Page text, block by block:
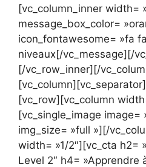
[vc_column_inner width=
message_box_color=
icon_fontawesome= »fa
niveaux[/vc_message][/
[/vc_row_inner][/
[vc_row][vc_column
[vc_single_image image=
img_size= »full »][/
width= »1/2″][vc_cta h2=
Level 2″ h4= »Apprendre